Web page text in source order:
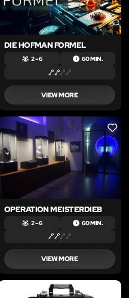
DIE HOFMAN FORMEL
2 – 6 60 MIN.
VIEW MORE
LIKE
OPERATION MEISTERDIEB
2 – 6 60 MIN.
VIEW MORE